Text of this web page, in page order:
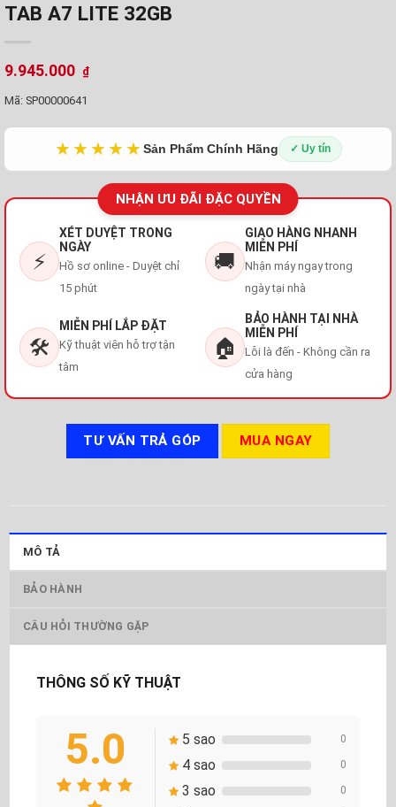
TAB A7 LITE 32GB
9.945.000 ₫
Mã: SP00000641
★★★★★Sản Phẩm Chính Hãng ✓ Uy tín
NHẬN ƯU ĐÃI ĐẶC QUYỀN
⚡
XÉT DUYỆT TRONG
NGÀY
Hồ sơ online - Duyệt chỉ
15 phút
🚚
GIAO HÀNG NHANH
MIỄN PHÍ
Nhận máy ngay trong
ngày tại nhà
🛠️
MIỄN PHÍ LẮP ĐẶT
Kỹ thuật viên hỗ trợ tận
tâm
🏠
BẢO HÀNH TẠI NHÀ
MIỄN PHÍ
Lỗi là đến - Không cần ra
cửa hàng
TƯ VẤN TRẢ GÓP MUA NGAY
MÔ TẢ
BẢO HÀNH
CÂU HỎI THƯỜNG GẶP
THÔNG SỐ KỸ THUẬT
5.0 5 sao 0
4 sao 0
3 sao 0